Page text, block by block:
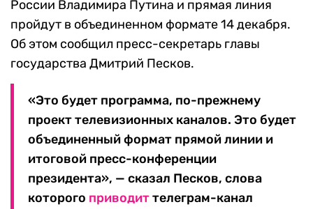
России Владимира Путина и прямая линия
пройдут в объединенном формате 14 декабря.
Об этом сообщил пресс-секретарь главы
государства Дмитрий Песков.
«Это будет программа, по-прежнему
проект телевизионных каналов. Это будет
объединенный формат прямой линии и
итоговой пресс-конференции
президента», — сказал Песков, слова
которого приводиттелеграм-канал